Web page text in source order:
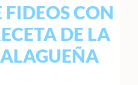
CON
DE LA